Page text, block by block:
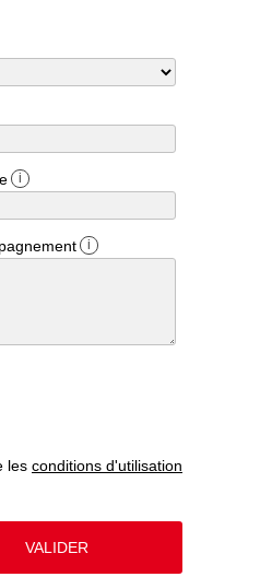
i
i
les conditions d'utilisation